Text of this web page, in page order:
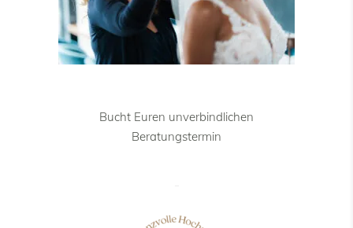
Bucht Euren unverbindlichen
Beratungstermin